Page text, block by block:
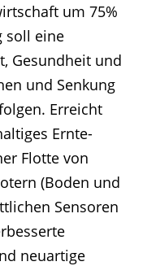
um 75%
soll eine
Gesundheit und
und Senkung
Erreicht
Ernte-
Flotte von
(Boden und
Sensoren
neuartige